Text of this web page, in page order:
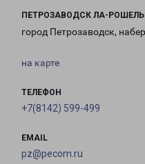
ПЕТРОЗАВОДСК ЛА-
город Петрозаводск,
на карте
ТЕЛЕФОН
+7(8142) 599-499
EMAIL
pz@pecom.ru